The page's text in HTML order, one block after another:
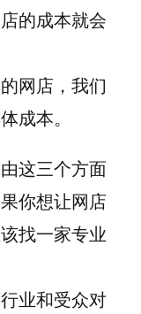
的成本就会
网店，我们
成本。
这三个方面
你想让网店
找一家专业
业和受众对